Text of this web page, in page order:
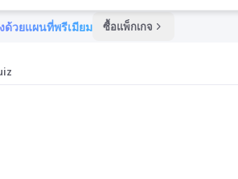
ด้วยแผนที่พรีเมียม ซื้อแพ็กเกจ